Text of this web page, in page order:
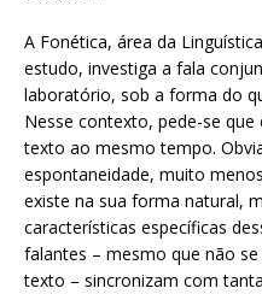
A Fonética, área da
estudo, investiga a fala
laboratório, sob a forma do
Nesse contexto, pede-se
texto ao mesmo tempo.
espontaneidade, muito
existe na sua forma natural,
características específicas
falantes – mesmo que não
texto – sincronizam com